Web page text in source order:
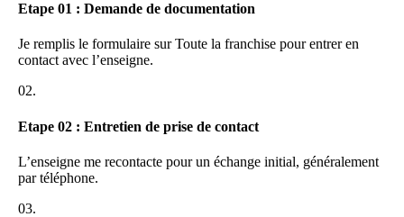
De plus, nous vous offrons :
Enseigne + Pose (2.000/3.000€)
loyer mensuel + 3% CA annuel
En gros, quels avantages tirez-vous de notre enseigne ?
Vous profitez d’unaccompagnement 24/24 et 7j/7
Nous vous offrons notre enseigne
, ainsi que la pose…
Vous bénéficiez de nos
Etape 01 : Demande de documentation
Je remplis le formulaire sur Toute la franchise pour entrer en
contact avec l’enseigne.
02.
Etape 02 : Entretien de prise de contact
L’enseigne me recontacte pour un échange initial, généralement
par téléphone.
03.